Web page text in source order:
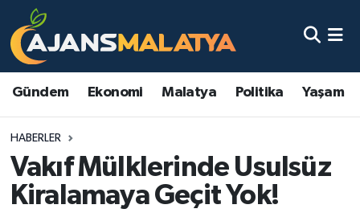
Gündem Ekonomi Malatya Politika Yaşam
HABERLER
Vakıf Mülklerinde Usulsüz
Kiralamaya Geçit Yok!
Asayiş
Eğitim
Ekonomi
Malatya Nöbetçi Eczaneler
Malatya Namaz Vakitleri
Malatya Trafik Yoğunluk Haritası